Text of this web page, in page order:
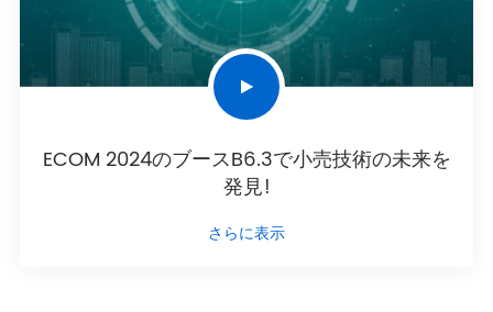
ECOM 2024のブースB6.3で小売技術の未来を
発見!
さらに表示